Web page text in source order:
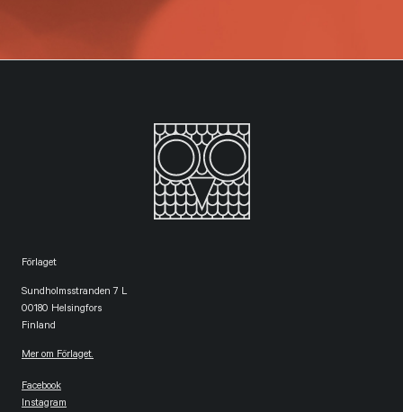
Förlaget
Sundholmsstranden 7 L
00180 Helsingfors
Finland
Mer om Förlaget.
Facebook
Instagram